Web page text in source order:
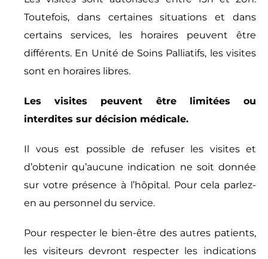
Toutefois, dans certaines situations et dans
certains services, les horaires peuvent être
différents. En Unité de Soins Palliatifs, les visites
sont en horaires libres.
Les visites peuvent être limitées ou
interdites sur décision médicale.
Il vous est possible de refuser les visites et
d’obtenir qu’aucune indication ne soit donnée
sur votre présence à l’hôpital. Pour cela parlez-
en au personnel du service.
Pour respecter le bien-être des autres patients,
les visiteurs devront respecter les indications